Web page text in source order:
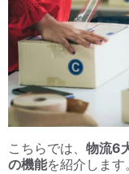
こちらでは、 物流6
の機能を紹介します。